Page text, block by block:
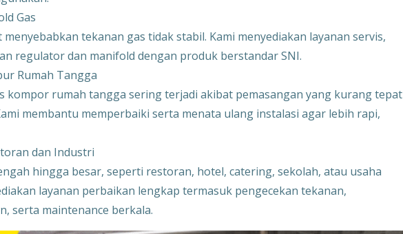
Gas
tekanan gas tidak stabil. Kami menyediakan layanan servis,
regulator dan manifold dengan produk berstandar SNI.
Rumah Tangga
kompor rumah tangga sering terjadi akibat pemasangan yang kurang tepat
membantu memperbaiki serta menata ulang instalasi agar lebih rapi,
dan Industri
hingga besar, seperti restoran, hotel, catering, sekolah, atau usaha
layanan perbaikan lengkap termasuk pengecekan tekanan,
serta maintenance berkala.